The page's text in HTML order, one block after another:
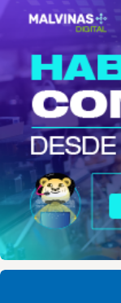
Pilar